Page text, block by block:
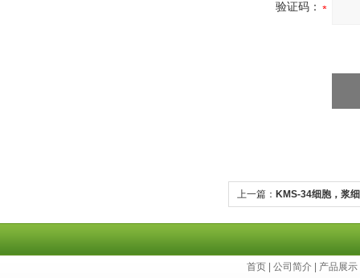
验证码：
上一篇： KMS-34细胞，浆
首页 公司简介 产品展示